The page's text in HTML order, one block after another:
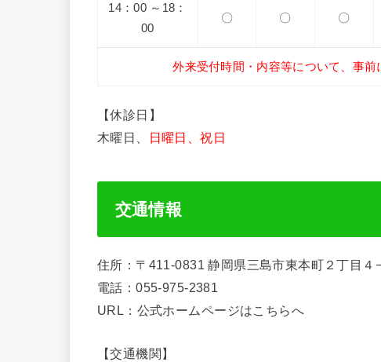
14：00 ～18：
00
〇 〇 〇
外来受付時間・内容等について、事前
【休診日】
木曜日、
日曜日、祝日
交通情報
住所：〒411-0831 静岡県三島市東本町２丁目４
電話：055-975-2381
URL：公式ホームページはこちらへ
【交通機関】